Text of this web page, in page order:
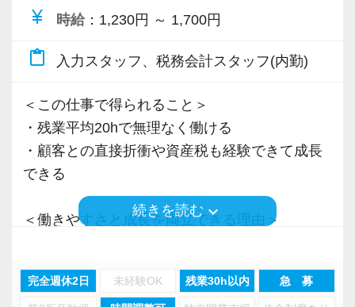
所を決めました。
Q. 実際に働いてみてどうですか？
A. さまざまな業務を任せてもらえるので、以前
より成長スピードが上がったと感じています。
A. 上司や先輩に相談しやすく、風通しの良い職
場だと感じています。
・税務経験を活かして成長したい方
・キャリアアップ志向のある方
currency_yen 時給 ：1,230円 ～ 1,700円
content_paste 入力スタッフ、税務会計スタッフ(内勤)
＜この仕事で得られること＞
・残業平均20hで無理なく働ける
・顧客との直接折衝や資産税も経験できて成長
できる
＜働きやすさと成長を両立できる理由＞
・顧客対応や提案業務に集中可能
続きを読むkeyboard_arrow_down
完全週休2日 未経験OK 残業30h以内 急 募